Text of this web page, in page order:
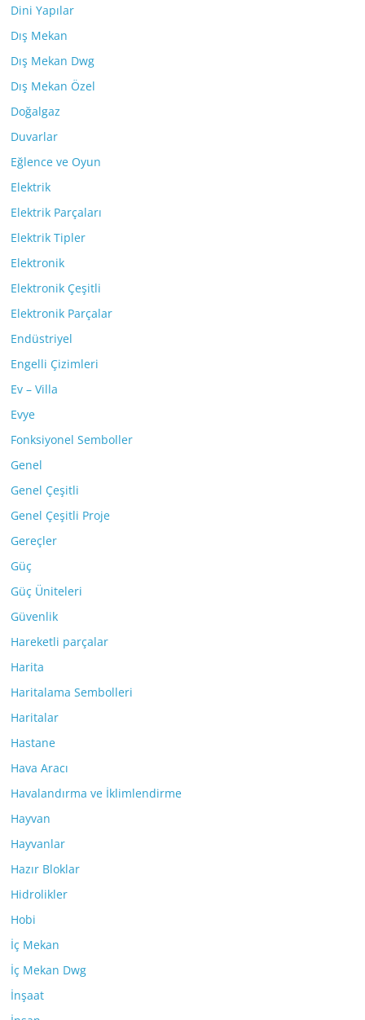
Dini Yapılar
Dış Mekan
Dış Mekan Dwg
Dış Mekan Özel
Doğalgaz
Duvarlar
Eğlence ve Oyun
Elektrik
Elektrik Parçaları
Elektrik Tipler
Elektronik
Elektronik Çeşitli
Elektronik Parçalar
Endüstriyel
Engelli Çizimleri
Ev – Villa
Evye
Fonksiyonel Semboller
Genel
Genel Çeşitli
Genel Çeşitli Proje
Gereçler
Güç
Güç Üniteleri
Güvenlik
Hareketli parçalar
Harita
Haritalama Sembolleri
Haritalar
Hastane
Hava Aracı
Havalandırma ve İklimlendirme
Hayvan
Hayvanlar
Hazır Bloklar
Hidrolikler
Hobi
İç Mekan
İç Mekan Dwg
İnşaat